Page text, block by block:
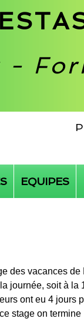
-
EQUIPES
des vacances de
journée, soit à
ont eu 4 jours
stage on